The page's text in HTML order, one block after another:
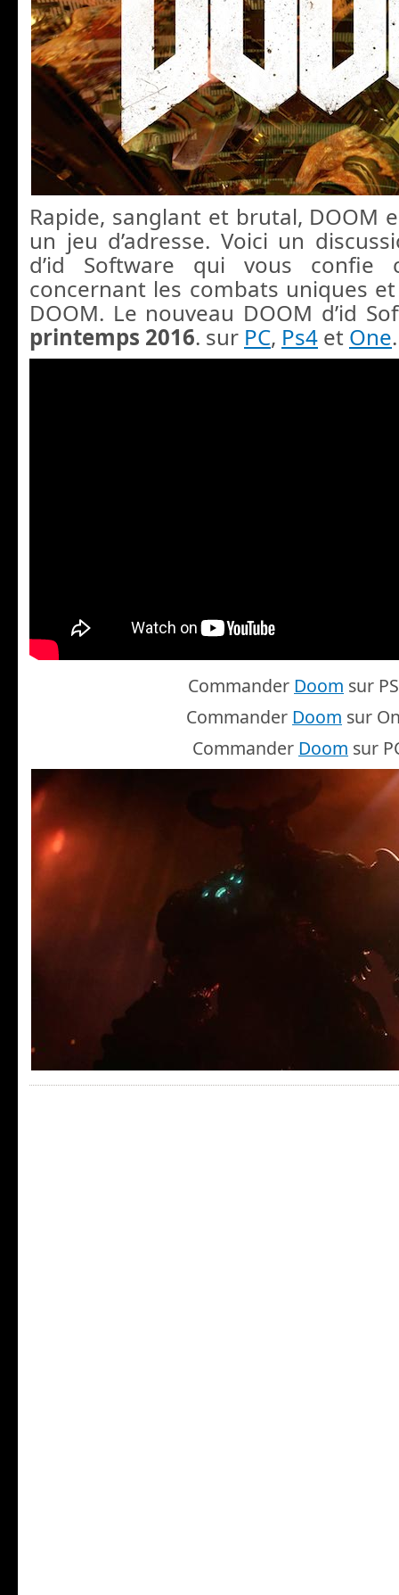
Rapide, sanglant et brutal, DOOM
un jeu d’adresse. Voici un
d’id Software qui vous confie
concernant les combats uniques
DOOM. Le nouveau DOOM d’id
printemps 2016. sur PC, Ps4 et One.
Commander Doom sur
Commander Doom sur
Commander Doom sur